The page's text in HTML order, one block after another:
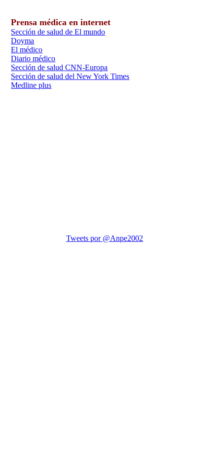
Prensa médica en internet
Sección de salud de El mundo
Doyma
El médico
Diario médico
Sección de salud CNN-Europa
Sección de salud del New York Times
Medline plus